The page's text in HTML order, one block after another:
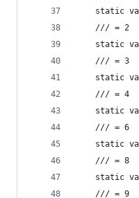
static
    /// = 2
static
    /// = 3
static
    /// = 4
static
    /// = 6
static
    /// = 8
static
    /// = 9